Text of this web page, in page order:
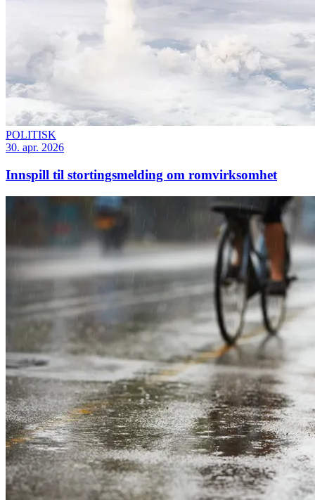
POLITISK
30. apr. 2026
Innspill til stortingsmelding om romvirksomhet